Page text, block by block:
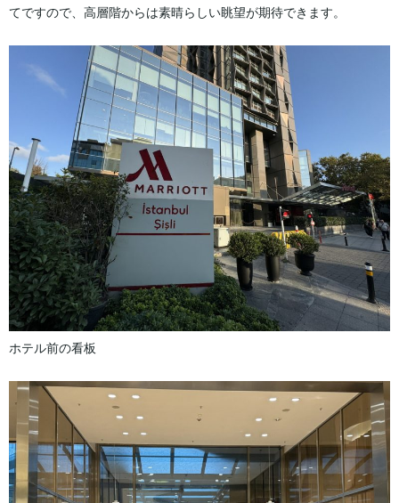
てですので、高層階からは素晴らしい眺望が期待できます。
ホテル前の看板